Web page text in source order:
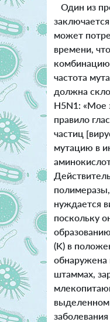
Один из
может
времени,
частота
должна
H5N1: «Мое
правило
частиц
мутацию в
нуждается
поскольку
(K) в
обнаружена
штаммах,
выделенном